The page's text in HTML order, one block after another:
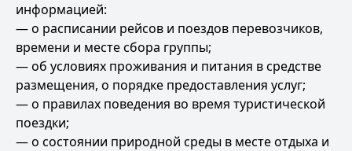
информацией:
— о расписании рейсов и поездов перевозчиков,
времени и месте сбора группы;
— об условиях проживания и питания в средстве
размещения, о порядке предоставления услуг;
— о правилах поведения во время туристической
поездки;
— о состоянии природной среды в месте отдыха и